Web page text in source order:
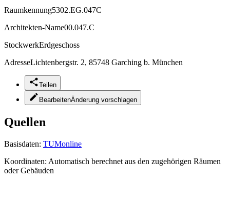
Raumkennung5302.EG.047C
Architekten-Name00.047.C
StockwerkErdgeschoss
AdresseLichtenbergstr. 2, 85748 Garching b. München
Teilen
BearbeitenÄnderung vorschlagen
Quellen
Basisdaten: TUMonline
Koordinaten: Automatisch berechnet aus den zugehörigen Räumen
oder Gebäuden